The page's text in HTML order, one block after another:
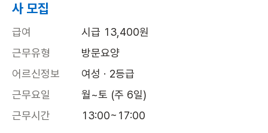
사 모집
급여
시급 13,400원
근무유형
방문요양
어르신정보
여성 · 2등급
근무요일
월~토 (주 6일)
근무시간
13:00~17:00